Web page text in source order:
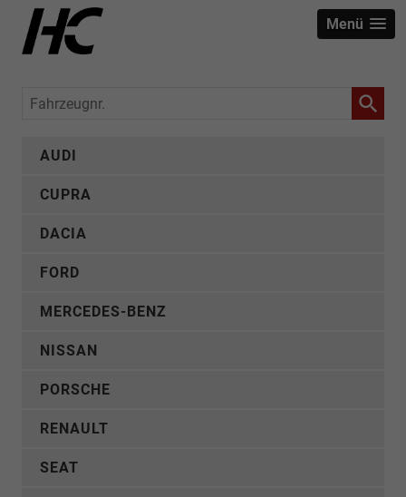
Menü
Fahrzeugnr.
AUDI
CUPRA
DACIA
FORD
MERCEDES-BENZ
NISSAN
PORSCHE
RENAULT
SEAT